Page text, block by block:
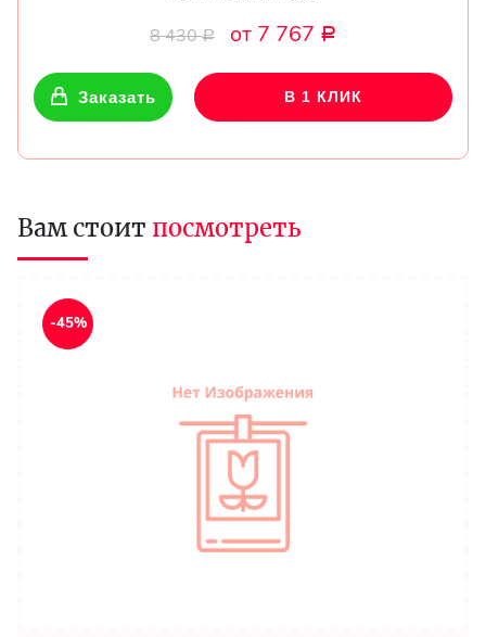
8 430Р от 7 767 Р
Заказать В 1 КЛИК
Вам стоит посмотреть
-45%